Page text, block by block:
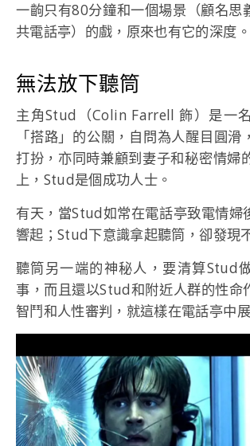
一齣只有80分鐘和一個場景（顧名思
共電話亭）的戲，原來也有它的深度。
無法放下聽筒
主角Stud（Colin Farrell 飾）是一
「搭路」的公關，自問為人醒目圓滑
打扮，亦同時兼顧到妻子和秘密情
上，Stud是個成功人士。
有天，當Stud如常在電話亭致電情婦
響起；Stud下意識拿起聽筒，卻發現
聽筒另一端的神秘人，要清算Stud
事，而且還以Stud和附近人群的性命
智鬥和人性審判，就這樣在電話亭中